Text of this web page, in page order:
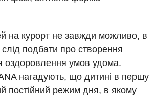
на курорт не завжди можливо, в
подбати про створення
оздоровлення умов удома.
нагадують, що дитині в першу
постійний режим дня, в якому